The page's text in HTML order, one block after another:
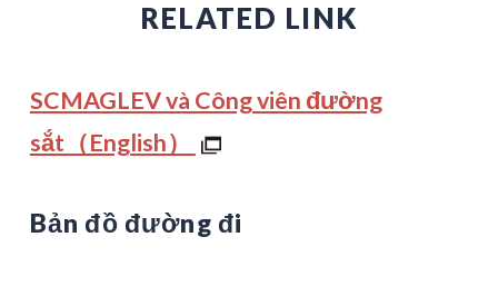
RELATED LINK
SCMAGLEV và Công viên đường
sắt（English）
Bản đồ đường đi